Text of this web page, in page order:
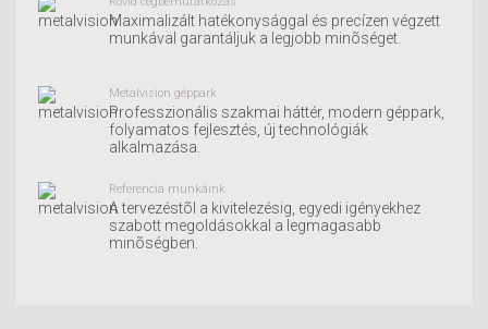
Maximalizált hatékonysággal és precízen végzett
munkával garantáljuk a legjobb minõséget.
Metalvision géppark
Professzionális szakmai háttér, modern géppark,
folyamatos fejlesztés, új technológiák
alkalmazása.
Referencia munkáink
A tervezéstõl a kivitelezésig, egyedi igényekhez
szabott megoldásokkal a legmagasabb
minõségben.